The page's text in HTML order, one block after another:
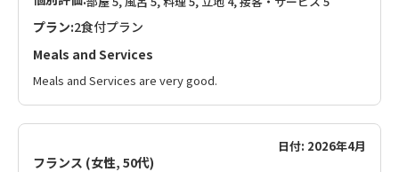
プラン:2食付プラン
Meals and Services
Meals and Services are very good.
日付: 2026年4月
フランス (女性, 50代)